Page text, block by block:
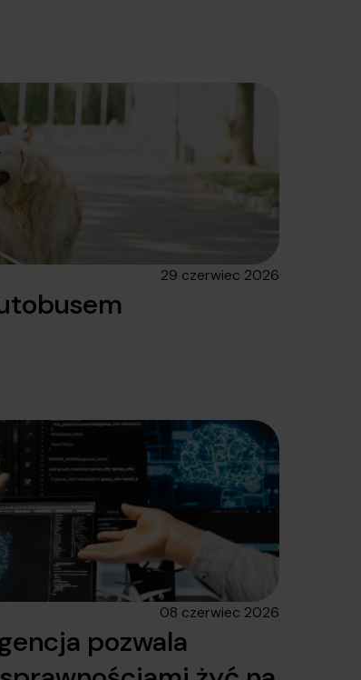
29 czerwiec 2026
08 czerwiec 2026
pozwala